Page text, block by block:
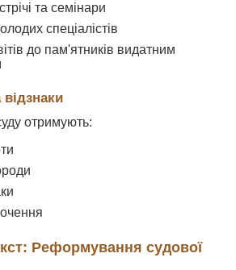
та семінари
спеціалістів
до пам'ятників видатним
отримують:
Реформування судової